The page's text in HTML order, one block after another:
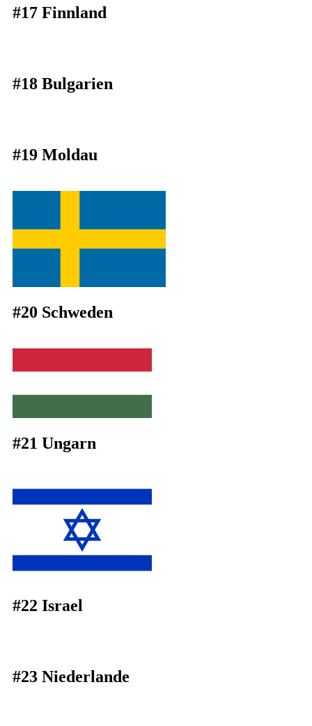
#17 Finnland
#18 Bulgarien
#19 Moldau
#20 Schweden
#21 Ungarn
#22 Israel
#23 Niederlande